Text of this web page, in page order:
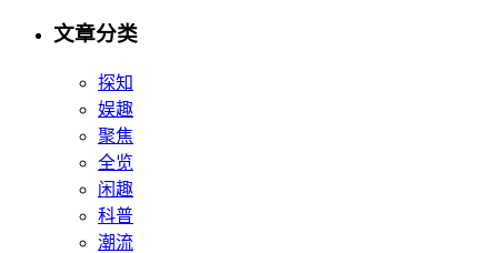
文章分类
探知
娱趣
聚焦
全览
闲趣
科普
潮流